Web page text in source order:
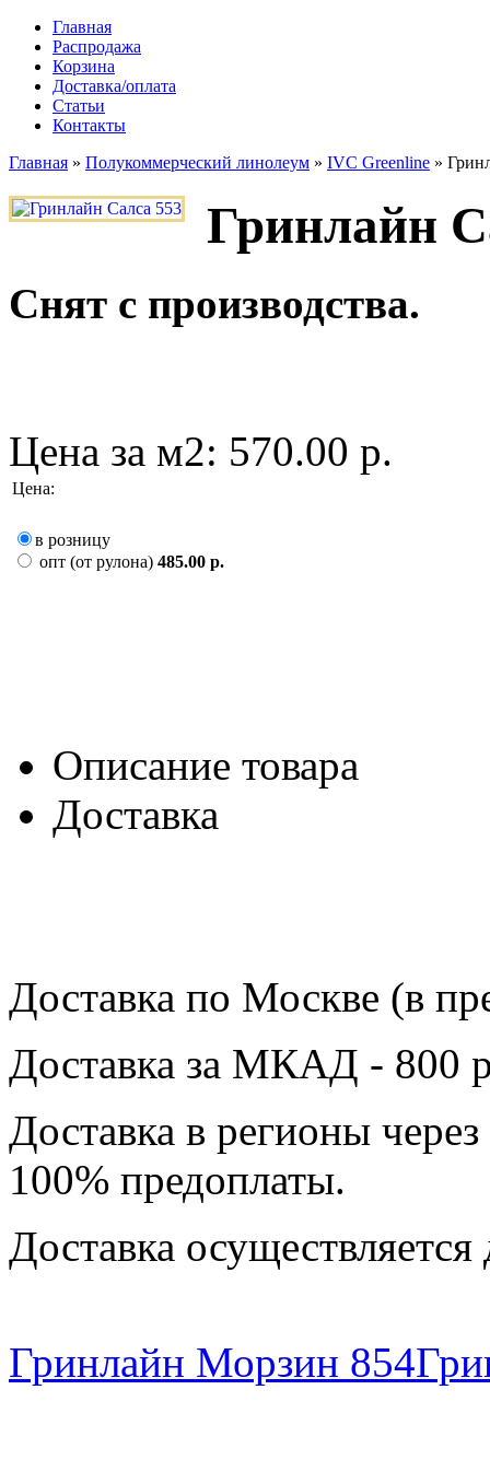
Главная
Распродажа
Корзина
Доставка/оплата
Статьи
Контакты
Главная » Полукоммерческий линолеум » IVC Greenline »
Гринлайн
Снят с производства.
Цена за м2: 570.00 р.
Цена:
в розницу
опт (от рулона) 485.00 р.
Описание товара
Доставка
Доставка по Москве (в
Доставка за МКАД - 800
Доставка в регионы
100% предоплаты.
Доставка осуществляется
Гринлайн Морзин 854